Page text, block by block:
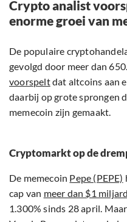
Crypto analist
enorme groei van
De populaire
gevolgd door meer dan
voorspeltdat altcoins aan
daarbij op grote sprongen
memecoin zijn gemaakt.
Cryptomarkt op de
De memecoin Pepe (PEPE)
cap van meer dan $1
1.300% sinds 28 april.